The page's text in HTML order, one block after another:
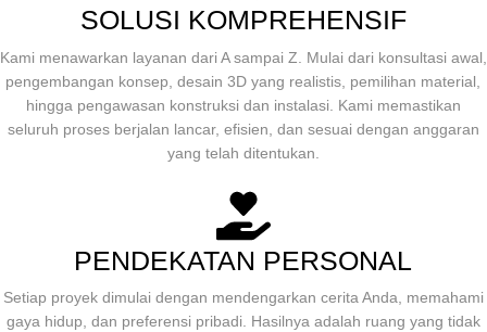
SOLUSI KOMPREHENSIF
Kami menawarkan layanan dari A sampai Z. Mulai dari konsultasi awal,
pengembangan konsep, desain 3D yang realistis, pemilihan material,
hingga pengawasan konstruksi dan instalasi. Kami memastikan
seluruh proses berjalan lancar, efisien, dan sesuai dengan anggaran
yang telah ditentukan.
PENDEKATAN PERSONAL
Setiap proyek dimulai dengan mendengarkan cerita Anda, memahami
gaya hidup, dan preferensi pribadi. Hasilnya adalah ruang yang tidak